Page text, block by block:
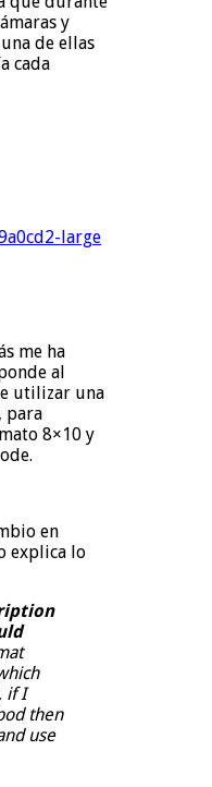
y
de ellas
cada
me ha
al
utilizar una
para
8×10 y
en
explica lo
if I
then
use